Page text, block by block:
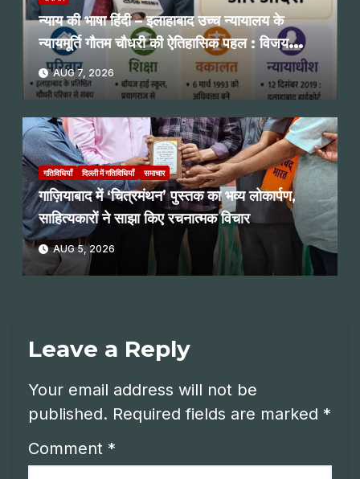
न्याय की भाषा हिंदी – इलाहाबाद उच्च न्यायालय के
न्यायमूर्ति गौतम चौधरी की ऐतिहासिक पहल : विजय
प्रभाकर नगरकर
AUG 7, 2026
गतिविधियाँ दिल्ली में गतिविधियाँ समाचार
गाज़ियाबाद में ‘चित्रमंथन’ पुस्तक का भव्य लोकार्पण,
साहित्यकारों ने साझा किए रचनात्मक विचार
AUG 5, 2026
Leave a Reply
Your email address will not be
published. Required fields are marked *
Comment *